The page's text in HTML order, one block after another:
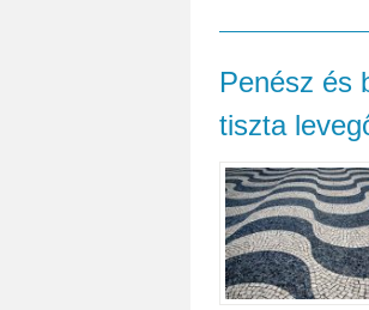
Penész és
tiszta